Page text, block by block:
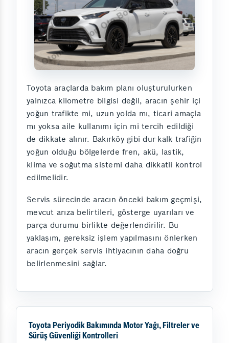
Toyota araçlarda bakım planı oluşturulurken
yalnızca kilometre bilgisi değil, aracın şehir içi
yoğun trafikte mi, uzun yolda mı, ticari amaçla
mı yoksa aile kullanımı için mi tercih edildiği
de dikkate alınır. Bakırköy gibi dur-kalk trafiğin
yoğun olduğu bölgelerde fren, akü, lastik,
klima ve soğutma sistemi daha dikkatli kontrol
edilmelidir.
Servis sürecinde aracın önceki bakım geçmişi,
mevcut arıza belirtileri, gösterge uyarıları ve
parça durumu birlikte değerlendirilir. Bu
yaklaşım, gereksiz işlem yapılmasını önlerken
aracın gerçek servis ihtiyacının daha doğru
belirlenmesini sağlar.
Toyota Periyodik Bakımında Motor Yağı, Filtreler ve
Sürüş Güvenliği Kontrolleri